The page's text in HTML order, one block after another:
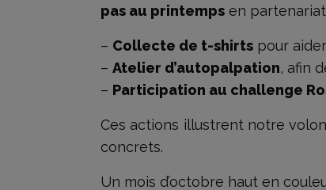
pas au printemps en
– Collecte de t-shirts pour
– Atelier d’autopalpation, afin
– Participation au challenge
Ces actions illustrent notre
concrets.
Un mois d’octobre haut en